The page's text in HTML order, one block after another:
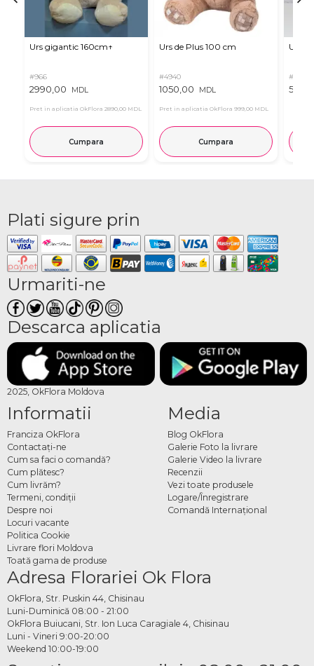
Urs gigantic 160cm↑
#966
2990,00 MDL
Pret in aplicatia OkFlora 2890,00 MDL
Cumpara
Urs de Plus 100 cm
#4940
1050,00 MDL
Pret in aplicatia OkFlora 999,00 MDL
Cumpara
Urs
#11
Plati sigure prin
Urmariti-ne
Descarca aplicatia
2025, OkFlora Moldova
Informatii
Franciza OkFlora
Contactaţi-ne
Cum sa faci o comandă?
Cum plătesc?
Cum livrăm?
Termeni, condiţii
Despre noi
Locuri vacante
Politica Cookie
Livrare flori Moldova
Toată gama de produse
Media
Blog OkFlora
Galerie Foto la livrare
Galerie Video la livrare
Recenzii
Vezi toate produsele
Logare/Înregistrare
Comandă Internațional
Adresa Florariei Ok Flora
OkFlora, Str. Puskin 44, Chisinau
Luni-Duminică 08:00 - 21:00
OkFlora Buiucani, Str. Ion Luca Caragiale 4, Chisinau
Luni - Vineri 9:00-20:00
Weekend 10:00-19:00